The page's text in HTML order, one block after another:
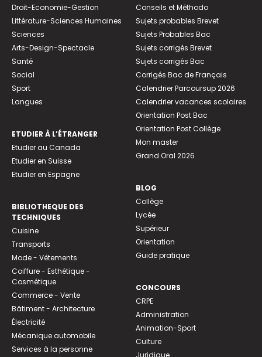
Droit-Economie-Gestion
Littérature-Sciences Humaines
Sciences
Arts-Design-Spectacle
Santé
Social
Sport
Langues
ETUDIER À L’ÉTRANGER
Etudier au Canada
Etudier en Suisse
Etudier en Espagne
BIBLIOTHEQUE DES
TECHNIQUES
Cuisine
Transports
Mode - Vêtements
Coiffure - Esthétique -
Cosmétique
Commerce - Vente
Bâtiment - Architecture
Électricité
Mécanique automobile
Services à la personne
Conseils et Méthodo
Sujets probables Brevet
Sujets Probables Bac
Sujets corrigés Brevet
Sujets corrigés Bac
Corrigés Bac de Français
Calendrier Parcoursup 2026
Calendrier vacances scolaires
Orientation Post Bac
Orientation Post Collège
Mon master
Grand Oral 2026
BLOG
Collège
Lycée
Supérieur
Orientation
Guide pratique
CONCOURS
CRPE
Administration
Animation-Sport
Culture